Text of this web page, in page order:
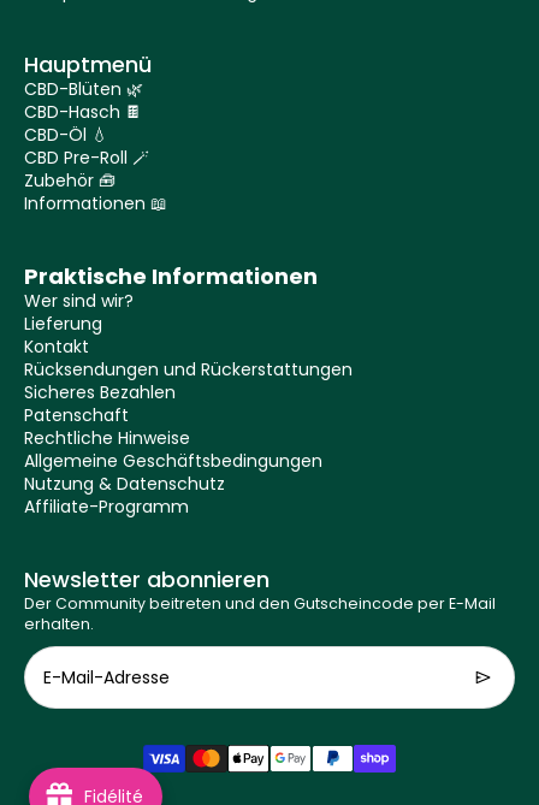
Hauptmenü
CBD-Blüten 🌿
CBD-Hasch 🍫
CBD-Öl 💧
CBD Pre-Roll 🪄
Zubehör 🧰
Informationen 📖
Praktische Informationen
Wer sind wir?
Lieferung
Kontakt
Rücksendungen und Rückerstattungen
Sicheres Bezahlen
Patenschaft
Rechtliche Hinweise
Allgemeine Geschäftsbedingungen
Nutzung & Datenschutz
Affiliate-Programm
Newsletter abonnieren
Der Community beitreten und den Gutscheincode per E-Mail
erhalten.
E-Mail-Adresse
Fidélité